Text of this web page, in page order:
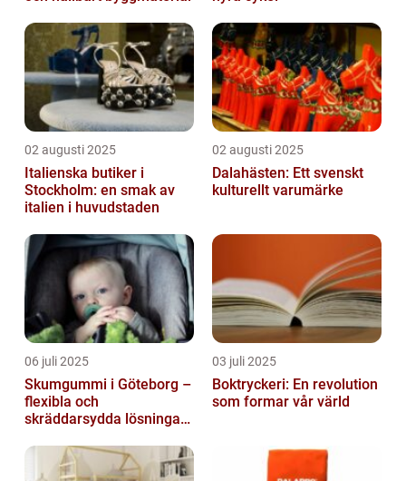
02 augusti 2025
Italienska butiker i
Stockholm: en smak av
italien i huvudstaden
02 augusti 2025
Dalahästen: Ett svenskt
kulturellt varumärke
06 juli 2025
Skumgummi i Göteborg –
flexibla och
skräddarsydda lösningar
03 juli 2025
Boktryckeri: En revolution
som formar vår värld